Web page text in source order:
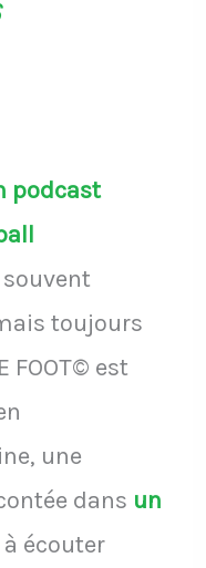
podcast
toujours
FOOT© est
une
dans un
écouter